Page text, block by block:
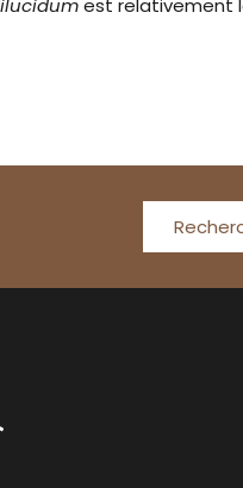
est relativement